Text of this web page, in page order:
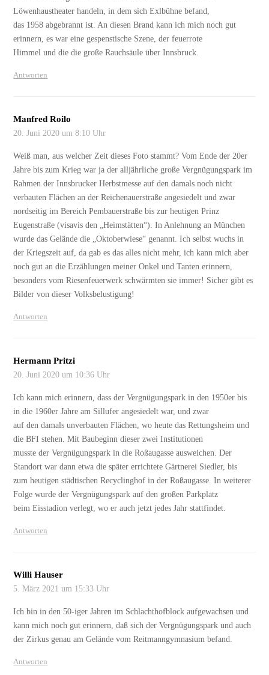
Löwenhaustheater handeln, in dem sich Exlbühne befand,
das 1958 abgebrannt ist. An diesen Brand kann ich mich noch gut
erinnern, es war eine gespenstische Szene, der feuerrote
Himmel und die die große Rauchsäule über Innsbruck.
Antworten
Manfred Roilo
20. Juni 2020 um 8:10 Uhr
Weiß man, aus welcher Zeit dieses Foto stammt? Vom Ende der 20er
Jahre bis zum Krieg war ja der alljährliche große Vergnügungspark im
Rahmen der Innsbrucker Herbstmesse auf den damals noch nicht
verbauten Flächen an der Reichenauerstraße angesiedelt und zwar
nordseitig im Bereich Pembauerstraße bis zur heutigen Prinz
Eugenstraße (visavis den „Heimstätten“). In Anlehnung an München
wurde das Gelände die „Oktoberwiese“ genannt. Ich selbst wuchs in
der Kriegszeit auf, da gab es das alles nicht mehr, ich kann mich aber
noch gut an die Erzählungen meiner Onkel und Tanten erinnern,
besonders vom Riesenfeuerwerk schwärmten sie immer! Sicher gibt es
Bilder von dieser Volksbelustigung!
Antworten
Hermann Pritzi
20. Juni 2020 um 10:36 Uhr
Ich kann mich erinnern, dass der Vergnügungspark in den 1950er bis
in die 1960er Jahre am Sillufer angesiedelt war, und zwar
auf den damals unverbauten Flächen, wo heute das Rettungsheim und
die BFI stehen. Mit Baubeginn dieser zwei Institutionen
musste der Vergnügungspark in die Roßaugasse ausweichen. Der
Standort war dann etwa die später errichtete Gärtnerei Siedler, bis
zum heutigen städtischen Recyclinghof in der Roßaugasse. In weiterer
Folge wurde der Vergnügungspark auf den großen Parkplatz
beim Eisstadion verlegt, wo er auch jetzt jedes Jahr stattfindet.
Antworten
Willi Hauser
5. März 2021 um 15:33 Uhr
Ich bin in den 50-iger Jahren im Schlachthofblock aufgewachsen und
kann mich noch gut erinnern, daß sich der Vergnügungspark und auch
der Zirkus genau am Gelände vom Reitmanngymnasium befand.
Antworten